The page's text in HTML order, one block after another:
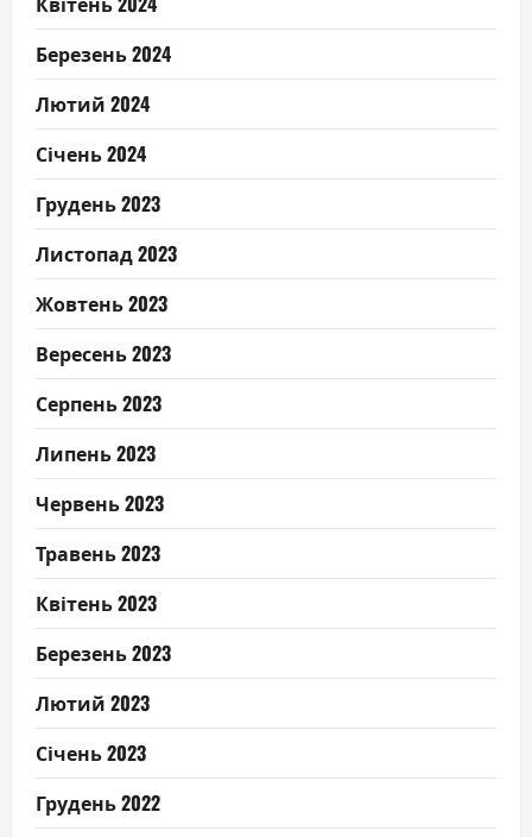
Березень 2024
Лютий 2024
Січень 2024
Грудень 2023
Листопад 2023
Жовтень 2023
Вересень 2023
Серпень 2023
Липень 2023
Червень 2023
Травень 2023
Квітень 2023
Березень 2023
Лютий 2023
Січень 2023
Грудень 2022